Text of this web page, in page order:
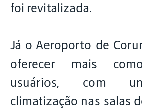
foi revitalizada.
Já o Aeroporto de
oferecer mais
usuários, com
climatização nas salas